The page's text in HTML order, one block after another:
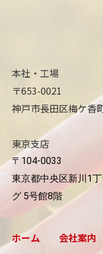
本社・工場
〒653-0021
神戸市長田区梅ケ香
東京支店
〒104-0033
東京都中央区新川1
グ 5号館8階
ホーム 会社案内